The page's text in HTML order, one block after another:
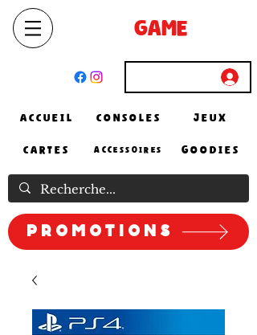
GAME
ACCUEIL CONSOLES JEUX
CARTES ACCESSOIRES GOODIES
Promotions